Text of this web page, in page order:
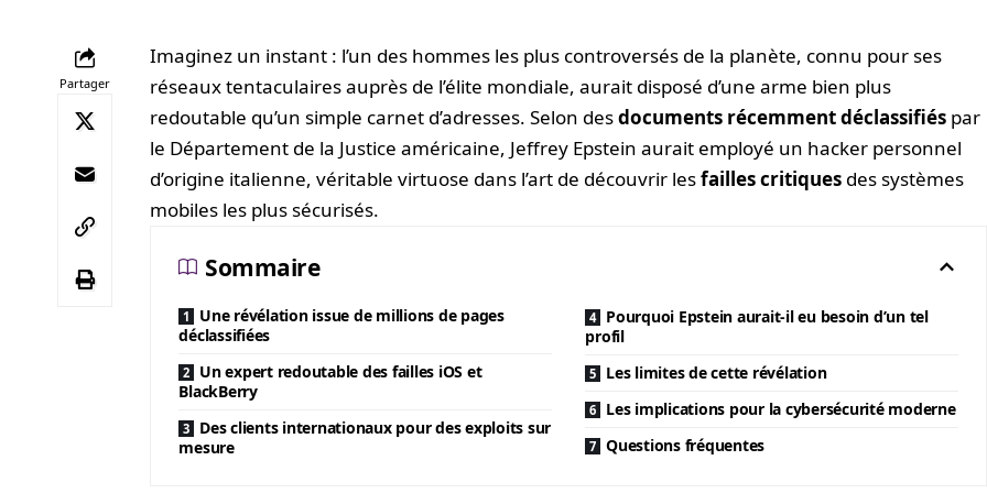
Partager
Imaginez un instant : l’un des hommes les plus controversés de la planète, connu pour ses
réseaux tentaculaires auprès de l’élite mondiale, aurait disposé d’une arme bien plus
redoutable qu’un simple carnet d’adresses. Selon desdocuments récemment déclassifiés par
le Département de la Justice américaine, Jeffrey Epstein aurait employé un hacker personnel
d’origine italienne, véritable virtuose dans l’art de découvrir lesfailles critiques des systèmes
mobiles les plus sécurisés.
Sommaire
Une révélation issue de millions de pages
déclassifiées
Un expert redoutable des failles iOS et
BlackBerry
Des clients internationaux pour des exploits sur
mesure
Pourquoi Epstein aurait-il eu besoin d’un tel
profil
Les limites de cette révélation
Les implications pour la cybersécurité moderne
Questions fréquentes